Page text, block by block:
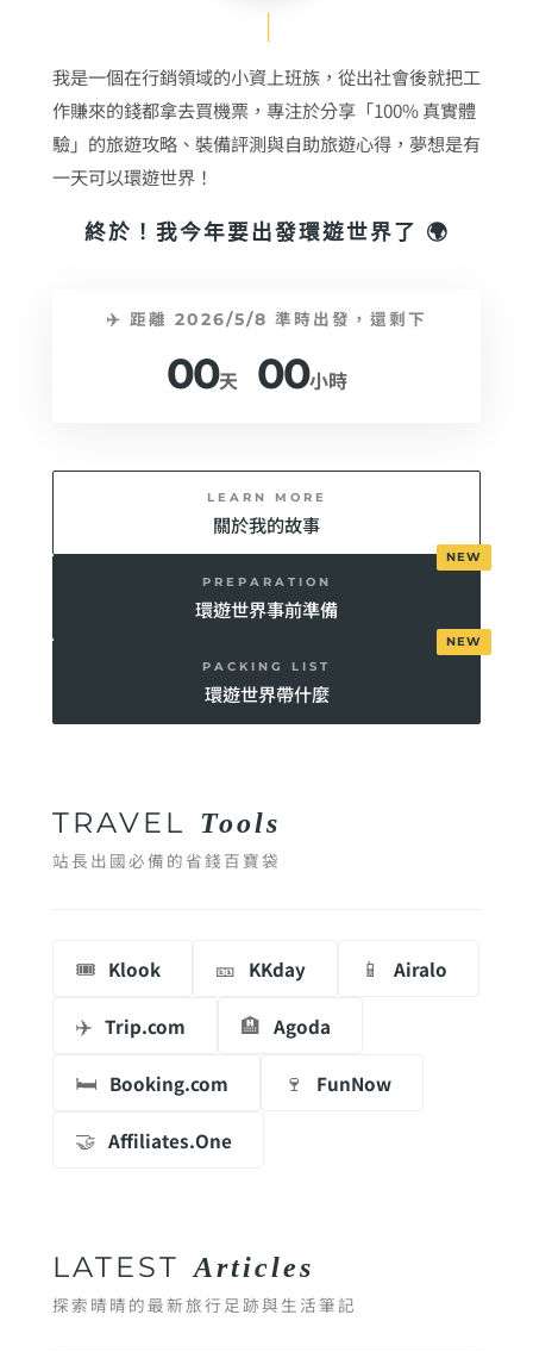
我是一個在行銷領域的小資上班族，從出社會後就把工
作賺來的錢都拿去買機票，專注於分享「100% 真實體
驗」的旅遊攻略、裝備評測與自助旅遊心得，夢想是有
一天可以環遊世界！
終於！我今年要出發環遊世界了 🌍
✈️ 距離 2026/5/8 準時出發，還剩下
00天 00小時
LEARN MORE
關於我的故事
PREPARATION
環遊世界事前準備
PACKING LIST
環遊世界帶什麼
TRAVEL Tools
站長出國必備的省錢百寶袋
🎟️ Klook 🎫 KKday 📱 Airalo
✈️ Trip.com 🏨 Agoda
🛏️ Booking.com 🍷 FunNow
🤝 Affiliates.One
LATEST Articles
探索晴晴的最新旅行足跡與生活筆記